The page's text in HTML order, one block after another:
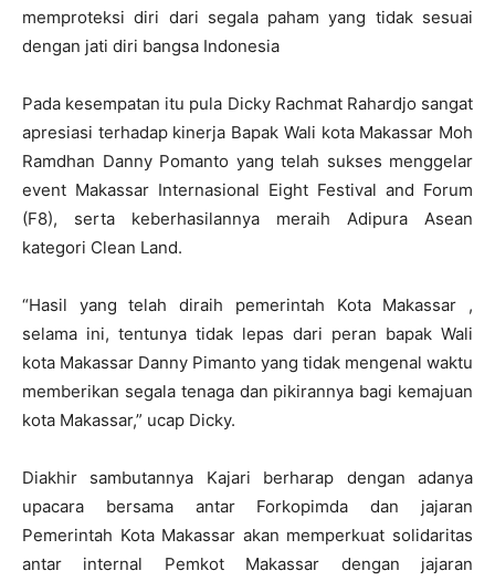
memproteksi diri dari segala paham yang tidak sesuai
dengan jati diri bangsa Indonesia
Pada kesempatan itu pula Dicky Rachmat Rahardjo sangat
apresiasi terhadap kinerja Bapak Wali kota Makassar Moh
Ramdhan Danny Pomanto yang telah sukses menggelar
event Makassar Internasional Eight Festival and Forum
(F8), serta keberhasilannya meraih Adipura Asean
kategori Clean Land.
“Hasil yang telah diraih pemerintah Kota Makassar ,
selama ini, tentunya tidak lepas dari peran bapak Wali
kota Makassar Danny Pimanto yang tidak mengenal waktu
memberikan segala tenaga dan pikirannya bagi kemajuan
kota Makassar,” ucap Dicky.
Diakhir sambutannya Kajari berharap dengan adanya
upacara bersama antar Forkopimda dan jajaran
Pemerintah Kota Makassar akan memperkuat solidaritas
antar internal Pemkot Makassar dengan jajaran